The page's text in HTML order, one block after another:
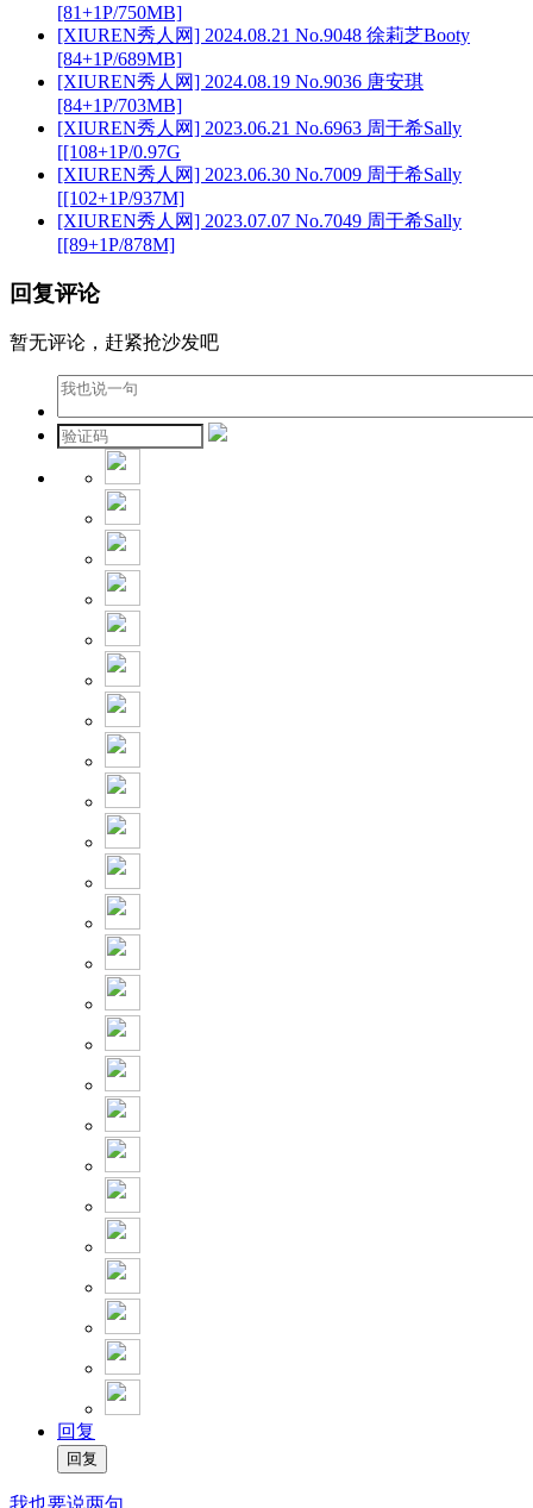
[81+1P/750MB]
[XIUREN秀人网] 2024.08.21 No.9048 徐莉芝Booty
[84+1P/689MB]
[XIUREN秀人网] 2024.08.19 No.9036 唐安琪
[84+1P/703MB]
[XIUREN秀人网] 2023.06.21 No.6963 周于希Sally
[[108+1P/0.97G
[XIUREN秀人网] 2023.06.30 No.7009 周于希Sally
[[102+1P/937M]
[XIUREN秀人网] 2023.07.07 No.7049 周于希Sally
[[89+1P/878M]
回复评论
暂无评论，赶紧抢沙发吧
回复